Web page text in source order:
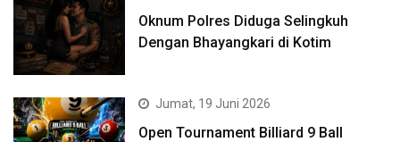
Oknum Polres Diduga Selingkuh
Dengan Bhayangkari di Kotim
Jumat, 19 Juni 2026
Open Tournament Billiard 9 Ball